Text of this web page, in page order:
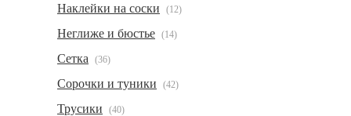
Наклейки на соски (12)
Неглиже и бюстье (14)
Сетка (36)
Сорочки и туники (42)
Трусики (40)